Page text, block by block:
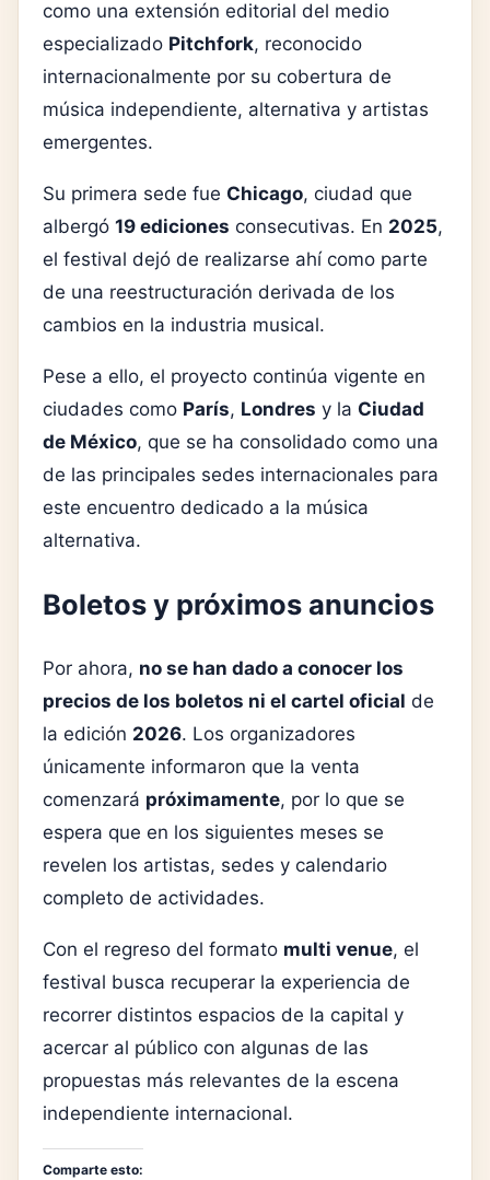
como una extensión editorial del medio
especializado Pitchfork, reconocido
internacionalmente por su cobertura de
música independiente, alternativa y artistas
emergentes.
Su primera sede fue Chicago, ciudad que
albergó 19 ediciones consecutivas. En 2025,
el festival dejó de realizarse ahí como parte
de una reestructuración derivada de los
cambios en la industria musical.
Pese a ello, el proyecto continúa vigente en
ciudades como París, Londres y la Ciudad
de México, que se ha consolidado como una
de las principales sedes internacionales para
este encuentro dedicado a la música
alternativa.
Boletos y próximos anuncios
Por ahora, no se han dado a conocer los
precios de los boletos ni el cartel oficial de
la edición 2026. Los organizadores
únicamente informaron que la venta
comenzará próximamente, por lo que se
espera que en los siguientes meses se
revelen los artistas, sedes y calendario
completo de actividades.
Con el regreso del formato multi venue, el
festival busca recuperar la experiencia de
recorrer distintos espacios de la capital y
acercar al público con algunas de las
propuestas más relevantes de la escena
independiente internacional.
Comparte esto: